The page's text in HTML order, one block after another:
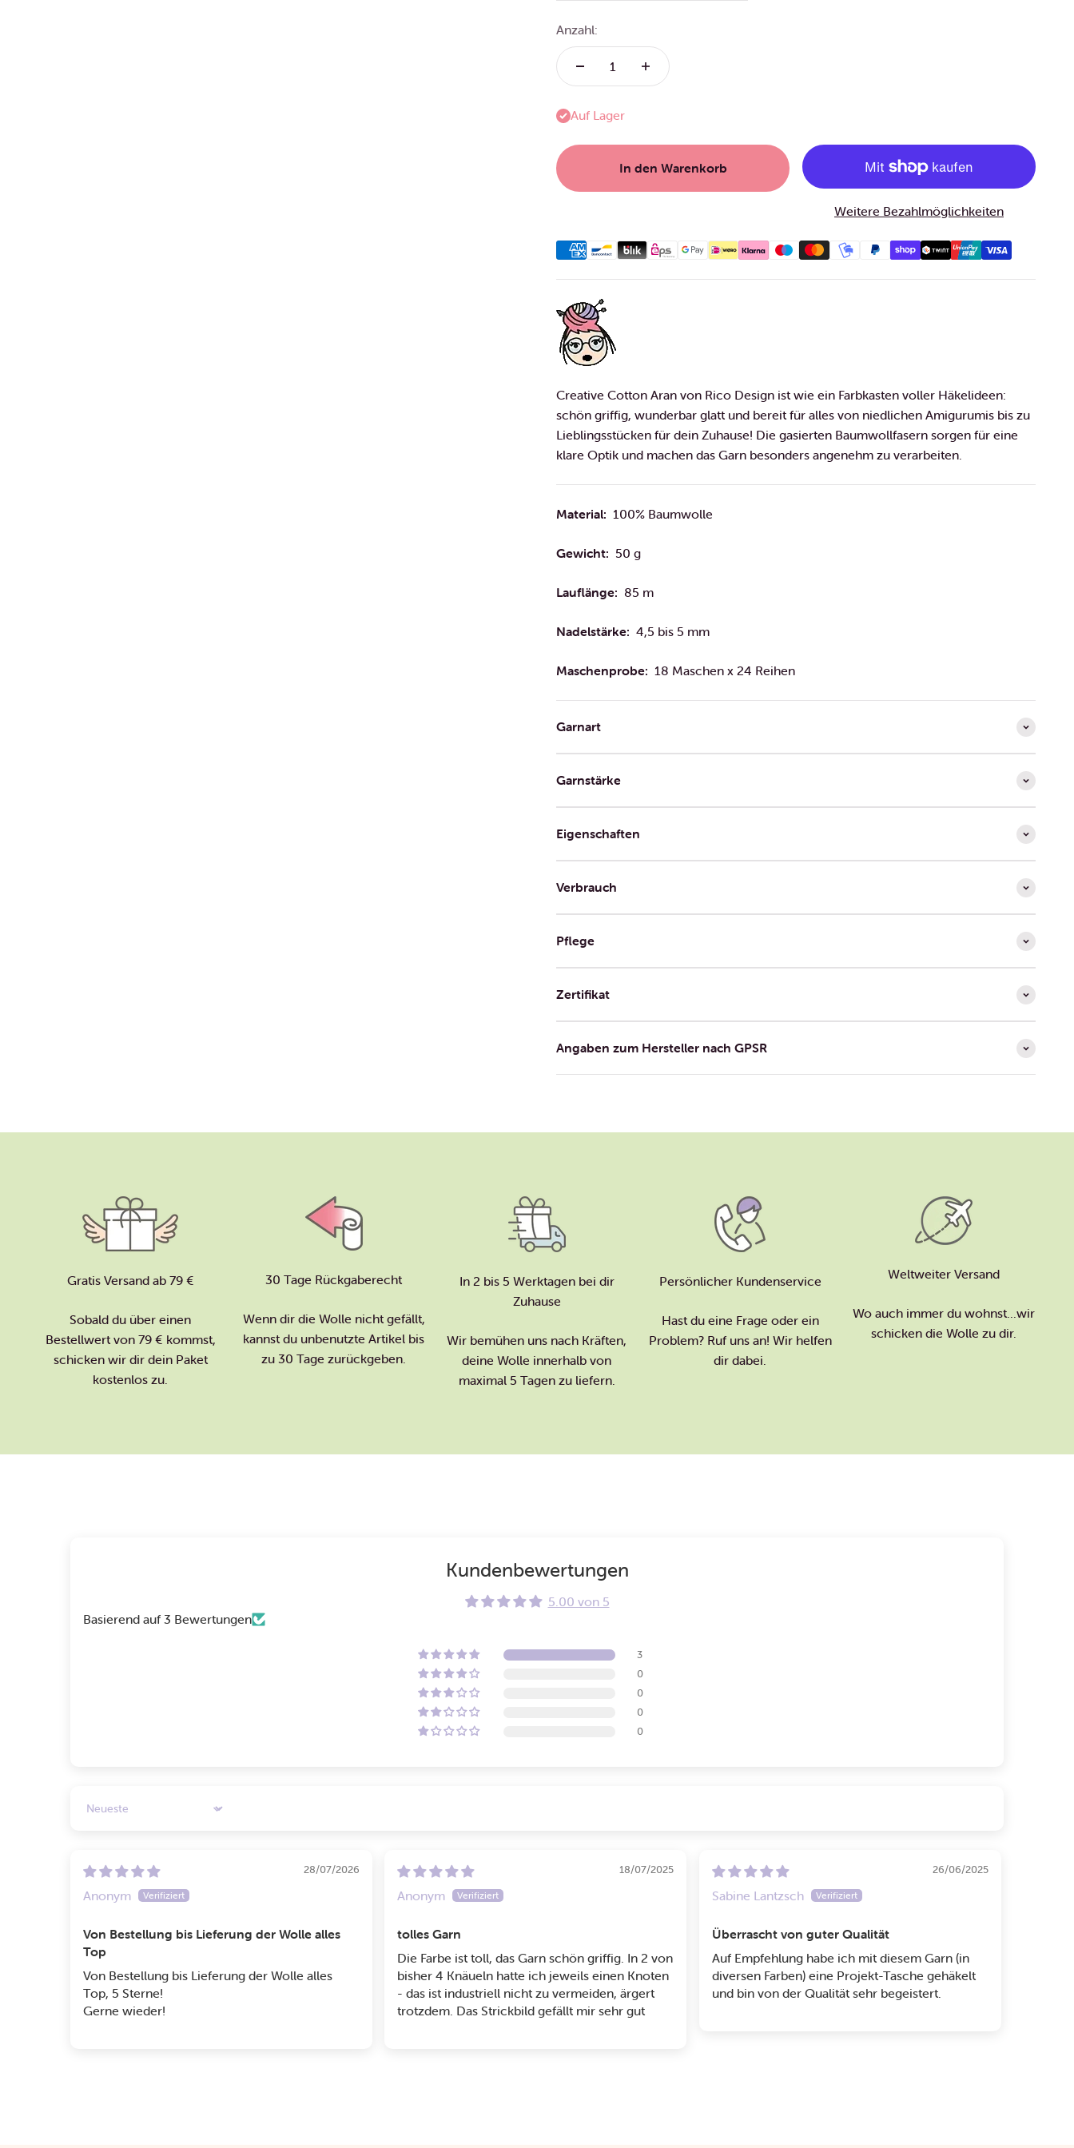
Anzahl:
Auf Lager
In den Warenkorb
Weitere Bezahlmöglichkeiten
Creative Cotton Aran von Rico Design ist wie ein Farbkasten voller Häkelideen:
schön griffig, wunderbar glatt und bereit für alles von niedlichen Amigurumis bis zu
Lieblingsstücken für dein Zuhause! Die gasierten Baumwollfasern sorgen für eine
klare Optik und machen das Garn besonders angenehm zu verarbeiten.
Material: 100% Baumwolle
Gewicht: 50 g
Lauflänge: 85 m
Nadelstärke: 4,5 bis 5 mm
Maschenprobe: 18 Maschen x 24 Reihen
Garnart
Garnstärke
Eigenschaften
Verbrauch
Pflege
Zertifikat
Angaben zum Hersteller nach GPSR
Gratis Versand ab 79 €
Sobald du über einen
Bestellwert von 79 € kommst,
schicken wir dir dein Paket
kostenlos zu.
30 Tage Rückgaberecht
Wenn dir die Wolle nicht gefällt,
kannst du unbenutzte Artikel bis
zu 30 Tage zurückgeben.
In 2 bis 5 Werktagen bei dir
Zuhause
Wir bemühen uns nach Kräften,
deine Wolle innerhalb von
maximal 5 Tagen zu liefern.
Persönlicher Kundenservice
Hast du eine Frage oder ein
Problem? Ruf uns an! Wir helfen
dir dabei.
Weltweiter Versand
Wo auch immer du wohnst...wir
schicken die Wolle zu dir.
Kundenbewertungen
5.00 von 5
Basierend auf 3 Bewertungen
3
0
0
0
0
Sort by
28/07/2026
Anonym
Von Bestellung bis Lieferung der Wolle alles
Top
Von Bestellung bis Lieferung der Wolle alles
Top, 5 Sterne!
Gerne wieder!
18/07/2025
Anonym
tolles Garn
Die Farbe ist toll, das Garn schön griffig. In 2 von
bisher 4 Knäueln hatte ich jeweils einen Knoten
- das ist industriell nicht zu vermeiden, ärgert
trotzdem. Das Strickbild gefällt mir sehr gut
26/06/2025
Sabine Lantzsch
Überrascht von guter Qualität
Auf Empfehlung habe ich mit diesem Garn (in
diversen Farben) eine Projekt-Tasche gehäkelt
und bin von der Qualität sehr begeistert.